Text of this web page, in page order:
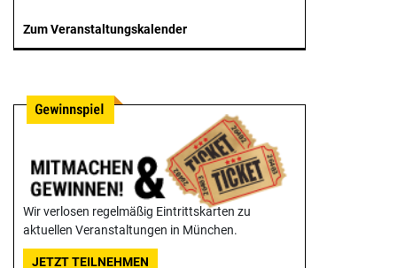
Zum Veranstaltungskalender
Wir verlosen regelmäßig Eintrittskarten zu
aktuellen Veranstaltungen in München.
JETZT TEILNEHMEN